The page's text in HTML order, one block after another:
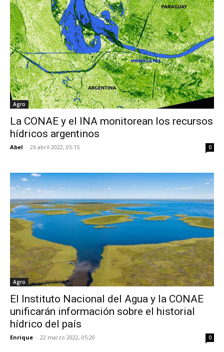
Agro
La CONAE y el INA monitorean los recursos
hídricos argentinos
Abel - 26 abril 2022, 05:15 0
Agro
El Instituto Nacional del Agua y la CONAE
unificarán información sobre el historial
hídrico del país
Enrique - 22 marzo 2022, 05:20 0